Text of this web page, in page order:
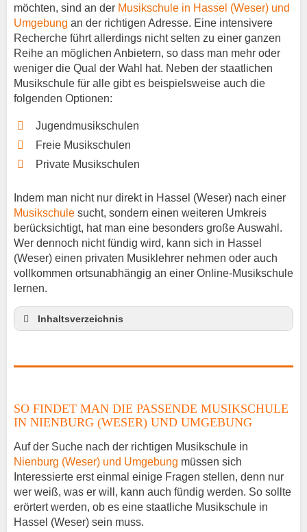
möchten, sind an der Musikschule in Hassel (Weser) und
Umgebung an der richtigen Adresse. Eine intensivere
Recherche führt allerdings nicht selten zu einer ganzen
Reihe an möglichen Anbietern, so dass man mehr oder
weniger die Qual der Wahl hat. Neben der staatlichen
Musikschule für alle gibt es beispielsweise auch die
folgenden Optionen:
Jugendmusikschulen
Freie Musikschulen
Private Musikschulen
Indem man nicht nur direkt in Hassel (Weser) nach einer
Musikschule sucht, sondern einen weiteren Umkreis
berücksichtigt, hat man eine besonders große Auswahl.
Wer dennoch nicht fündig wird, kann sich in Hassel
(Weser) einen privaten Musiklehrer nehmen oder auch
vollkommen ortsunabhängig an einer Online-Musikschule
lernen.
Inhaltsverzeichnis
Gitarrenunterricht Hassel
Musiklehrer Stellenangebote – Hassel
SO FINDET MAN DIE PASSENDE MUSIKSCHULE
IN NIENBURG (WESER) UND UMGEBUNG
Auf der Suche nach der richtigen Musikschule in
Nienburg (Weser) und Umgebung müssen sich
Interessierte erst einmal einige Fragen stellen, denn nur
wer weiß, was er will, kann auch fündig werden. So sollte
erörtert werden, ob es eine staatliche Musikschule in
Hassel (Weser) sein muss.